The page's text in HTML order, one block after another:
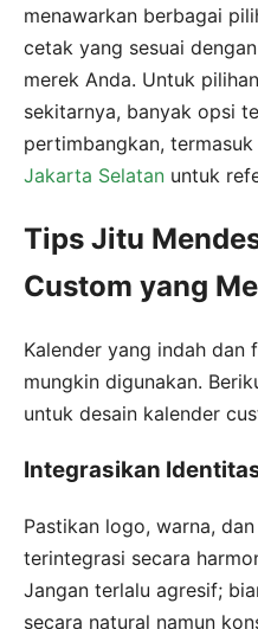
menawarkan berbagai
cetak yang sesuai
merek Anda. Untuk
sekitarnya, banyak opsi
pertimbangkan,
Jakarta Selatan untuk
Tips Jitu
Custom yang
Kalender yang indah dan
mungkin digunakan.
untuk desain kalender
Integrasikan
Pastikan logo, warna,
terintegrasi secara
Jangan terlalu agresif;
secara natural namun